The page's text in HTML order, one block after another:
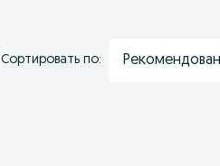
Сортировать по: